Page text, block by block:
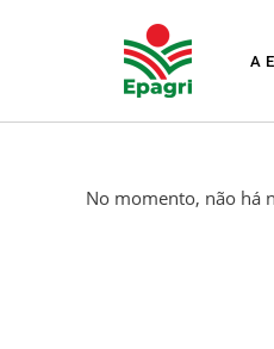
A
No momento, não há